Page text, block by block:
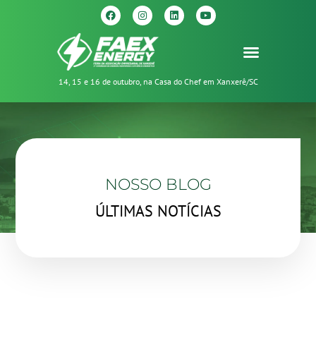
14, 15 e 16 de outubro, na Casa do Chef em Xanxerê/SC
NOSSO BLOG
ÚLTIMAS NOTÍCIAS